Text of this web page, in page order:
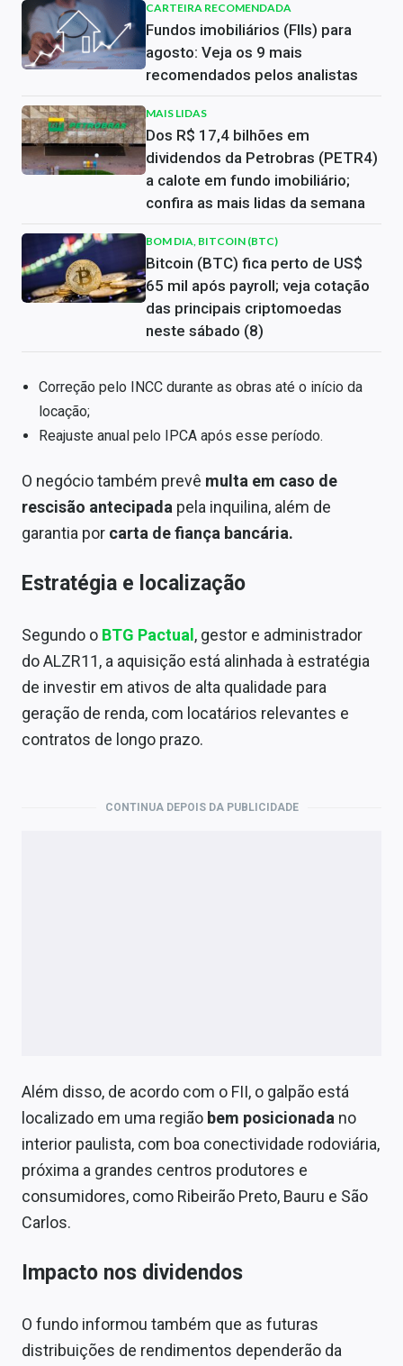
CARTEIRA RECOMENDADA
Fundos imobiliários (FIIs) para
agosto: Veja os 9 mais
recomendados pelos analistas
MAIS LIDAS
Dos R$ 17,4 bilhões em
dividendos da Petrobras (PETR4)
a calote em fundo imobiliário;
confira as mais lidas da semana
BOM DIA, BITCOIN (BTC)
Bitcoin (BTC) fica perto de US$
65 mil após payroll; veja cotação
das principais criptomoedas
neste sábado (8)
Correção pelo INCC durante as obras até o início da
locação;
Reajuste anual pelo IPCA após esse período.
O negócio também prevê multa em caso de
rescisão antecipada pela inquilina, além de
garantia por carta de fiança bancária.
Estratégia e localização
Segundo o BTG Pactual , gestor e administrador
do ALZR11, a aquisição está alinhada à estratégia
de investir em ativos de alta qualidade para
geração de renda, com locatários relevantes e
contratos de longo prazo.
CONTINUA DEPOIS DA PUBLICIDADE
Além disso, de acordo com o FII, o galpão está
localizado em uma região bem posicionada no
interior paulista, com boa conectividade rodoviária,
próxima a grandes centros produtores e
consumidores, como Ribeirão Preto, Bauru e São
Carlos.
Impacto nos dividendos
O fundo informou também que as futuras
distribuições de rendimentos dependerão da